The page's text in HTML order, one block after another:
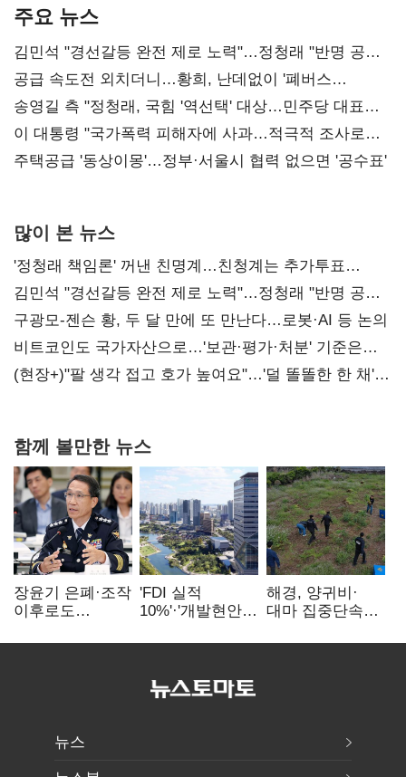
주요 뉴스
김민석 "경선갈등 완전 제로 노력"…정청래 "반명 공세
사과부터"
공급 속도전 외치더니…황희, 난데없이 '폐버스
리모델링' 제안
송영길 측 "정청래, 국힘 '역선택' 대상…민주당 대표로
총선 지휘 못해"
이 대통령 "국가폭력 피해자에 사과…적극적 조사로
진실 밝혀야"
주택공급 '동상이몽'…정부·서울시 협력 없으면 '공수표'
많이 본 뉴스
'정청래 책임론' 꺼낸 친명계…친청계는 추가투표
때리기
김민석 "경선갈등 완전 제로 노력"…정청래 "반명 공세
사과부터"
구광모-젠슨 황, 두 달 만에 또 만난다…로봇·AI 등 논의
비트코인도 국가자산으로…'보관·평가·처분' 기준은
숙제
(현장+)"팔 생각 접고 호가 높여요"…'덜 똘똘한 한 채'
함께 볼만한 뉴스
장윤기 은폐·조작
이후로도
내부비위…경찰
'FDI 실적
10%'·'개발현안
인천경제청장
해경, 양귀비·
대마 집중단속…
249명 검거
뉴스